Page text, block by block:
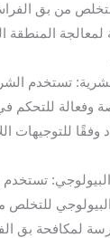
للتخلص من بق
لمعالجة المنطقة
تستخدم
وفعالة للتحكم
وفقًا للتوجيهات
لمكافحة بق